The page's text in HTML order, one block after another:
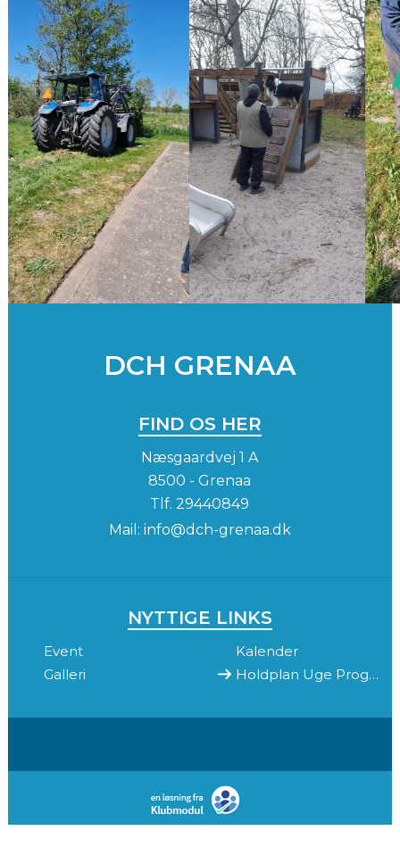
DCH GRENAA
FIND OS HER
Næsgaardvej 1 A
8500 - Grenaa
Tlf.29440849
Mail: info@dch-grenaa.dk
NYTTIGE LINKS
Event
Kalender
Galleri
Holdplan Uge Program